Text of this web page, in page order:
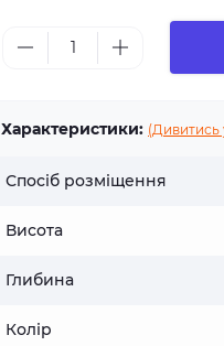
Характеристики: (Дивитись
Спосіб розміщення
Висота
Глибина
Колір